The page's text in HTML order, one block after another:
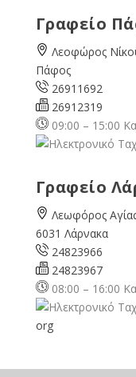
Γραφείο
Λεοφώρος
Πάφος
26911692
26912319
09:00 – 15:00
Γραφείο
Λεωφόρος
6031 Λάρνακα
24823966
24823967
08:00 – 16:00
org